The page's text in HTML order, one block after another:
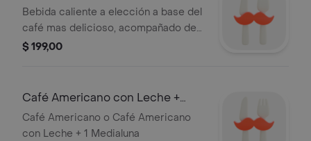
Bebida caliente a elección a base del
café mas delicioso, acompañado de
una Cookie.
$ 199,00
Café Americano con Leche +
Medialuna
Café Americano o Café Americano
con Leche + 1 Medialuna